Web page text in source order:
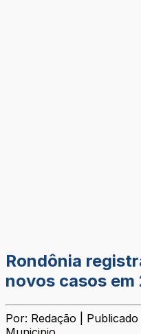
Rondônia
novos casos em
Por: Redação |